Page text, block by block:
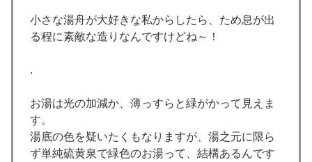
小さな湯舟が大好きな私からしたら、ため息が出
る程に素敵な造りなんですけどね～！
.
お湯は光の加減か、薄っすらと緑がかって見えま
す。
湯底の色を疑いたくもなりますが、湯之元に限ら
ず単純硫黄泉で緑色のお湯って、結構あるんです